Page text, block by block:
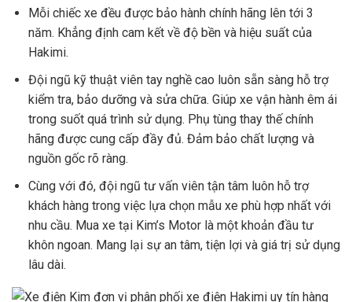
Mỗi chiếc xe đều được bảo hành chính hãng lên tới 3
năm. Khẳng định cam kết về độ bền và hiệu suất của
Hakimi.
Đội ngũ kỹ thuật viên tay nghề cao luôn sẵn sàng hỗ trợ
kiểm tra, bảo dưỡng và sửa chữa. Giúp xe vận hành êm ái
trong suốt quá trình sử dụng. Phụ tùng thay thế chính
hãng được cung cấp đầy đủ. Đảm bảo chất lượng và
nguồn gốc rõ ràng.
Cùng với đó, đội ngũ tư vấn viên tận tâm luôn hỗ trợ
khách hàng trong việc lựa chọn mẫu xe phù hợp nhất với
nhu cầu. Mua xe tại Kim’s Motor là một khoản đầu tư
khôn ngoan. Mang lại sự an tâm, tiện lợi và giá trị sử dụng
lâu dài.